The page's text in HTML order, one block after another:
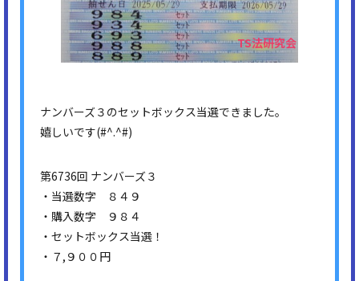
ナンバーズ３のセットボックス当選できました。
嬉しいです(#^.^#)
第6736回 ナンバーズ３
・当選数字 ８４９
・購入数字 ９８４
・セットボックス当選！
・７,９００円